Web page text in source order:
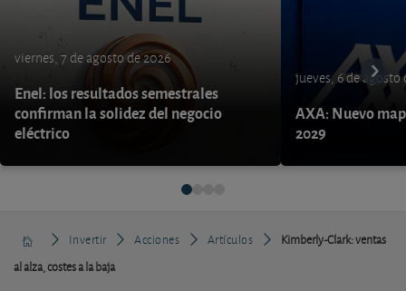
viernes, 7 de agosto de 2026
Enel: los resultados semestrales
confirman la solidez del negocio
eléctrico
jueves, 6 de agosto
AXA: Nuevo
2029
Invertir Acciones Artículos
Kimberly-Clark: ventas
al alza, costes a la baja